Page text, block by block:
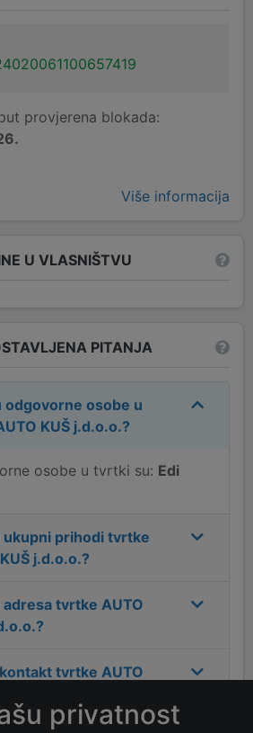
provjerena blokada:
Više informacija
U VLASNIŠTVU
PITANJA
odgovorne osobe u
KUŠ j.d.o.o.?
osobe u tvrtki su: Edi
ukupni prihodi tvrtke
j.d.o.o.?
adresa tvrtke AUTO
?
tvrtke AUTO
privatnost